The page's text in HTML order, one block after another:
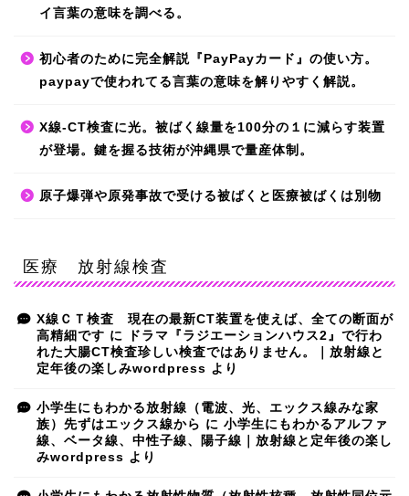
イ言葉の意味を調べる。
初心者のために完全解説『PayPayカード』の使い方。
paypayで使われてる言葉の意味を解りやすく解説。
X線-CT検査に光。被ばく線量を100分の１に減らす装置
が登場。鍵を握る技術が沖縄県で量産体制。
原子爆弾や原発事故で受ける被ばくと医療被ばくは別物
医療 放射線検査
X線ＣＴ検査 現在の最新CT装置を使えば、全ての断面が
高精細です に
ドラマ『ラジエーションハウス2』で行わ
れた大腸CT検査珍しい検査ではありません。｜放射線と
定年後の楽しみwordpress より
小学生にもわかる放射線（電波、光、エックス線みな家
族）先ずはエックス線から に 小学生にもわかるアルファ
線、ベータ線、中性子線、陽子線｜放射線と定年後の楽し
みwordpress より